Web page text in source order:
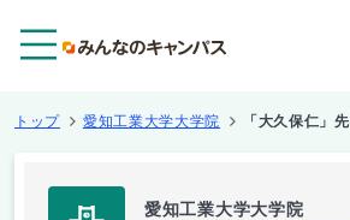
トップ 愛知工業大学大学院 「大久保仁」
愛知工業大学大学院